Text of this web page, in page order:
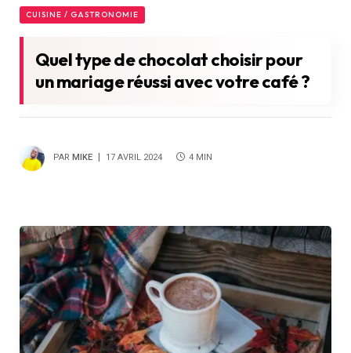
CUISINE / GASTRONOMIE
Quel type de chocolat choisir pour
un mariage réussi avec votre café ?
PAR MIKE 17 AVRIL 2024 4 MIN